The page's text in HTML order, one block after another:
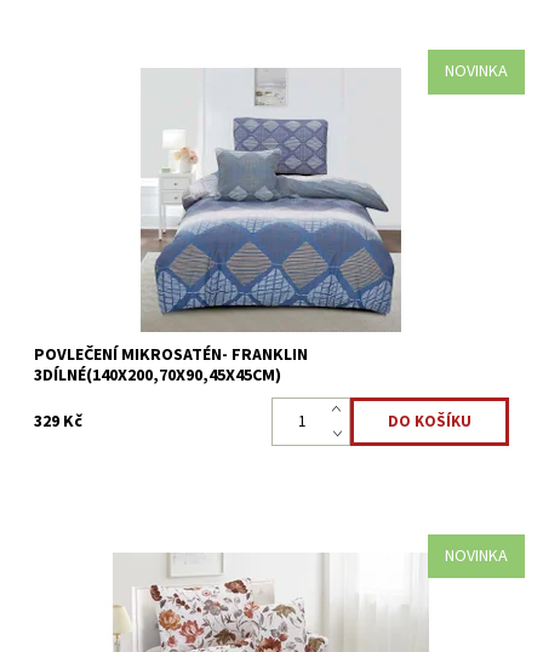
NOVINKA
Mikrosaténové povlečení FRANKLIN - 3dílné Přikrývka 140x200cm
*Polštář 70x90cm*Povláček45x45cm Mikrovlákno
je antibakteriální a je nejlepší volbou pro alergiky....
Skladem >5 ks
8595248440722
POVLEČENÍ MIKROSATÉN- FRANKLIN
3DÍLNÉ(140X200,70X90,45X45CM)
329 Kč
NOVINKA
Mikrosaténové povlečení TARA - 3dílné Přikrývka 140x200cm
*Polštář 70x90cm*Povláček45x45cm Mikrovlákno
je antibakteriální a je nejlepší volbou pro alergiky. ...